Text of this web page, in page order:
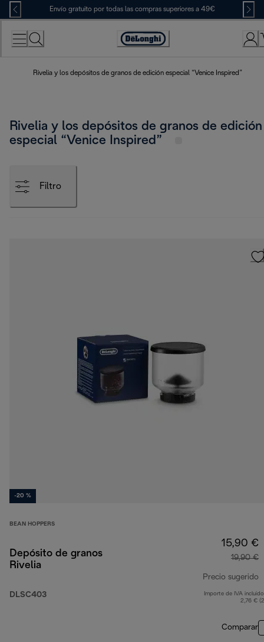
Skip
to
Content
Envío gratuito por todas las compras superiores a 49€
Accessibility
Rivelia y los depósitos de granos de edición especial “Venice Inspired”
Rivelia y los depósitos de granos de edición
especial “Venice Inspired”
Filtro
-20 %
BEAN HOPPERS
Depósito de granos
Rivelia
DLSC403
15,90 €
19,90 €
Precio sugerido
Importe de IVA
2,76 €
Comparar